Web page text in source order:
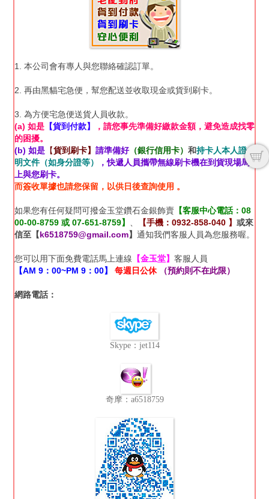
1. 本公司會有專人與您聯絡確認訂單。
2. 再由黑貓宅急便，幫您配送並收取現金或貨到刷卡。
3. 為方便宅急便送貨人員收款。
(a) 如是 【貨到付款】
，請您事先準備好繳款金額，避免造成找零
的困擾。
(b) 如是 【貨到刷卡】 請準備好（銀行信用卡） 和持卡人本人證
明文件（如身分證等）
，快遞人員攜帶無線刷卡機在到貨現場馬
上與您刷卡。
而簽收單據也請您保留，以供日後查詢使用 。
如果您有任何疑問可撥金玉堂鑽石金銀飾賣 【客服中心電話：08
00-00-8759 或 07-651-8759】 、 【手機：0932-858-040 】 或來
信至【k6518759@gmail.com】 通知我們客服人員為您服務喔。
您可以用下面免費電話馬上連線 【金玉堂】 客服人員
【AM 9：00~PM 9：00】
每週日公休 （預約則不在此限）
網路電話：
Skype：jet114
奇摩：a6518759